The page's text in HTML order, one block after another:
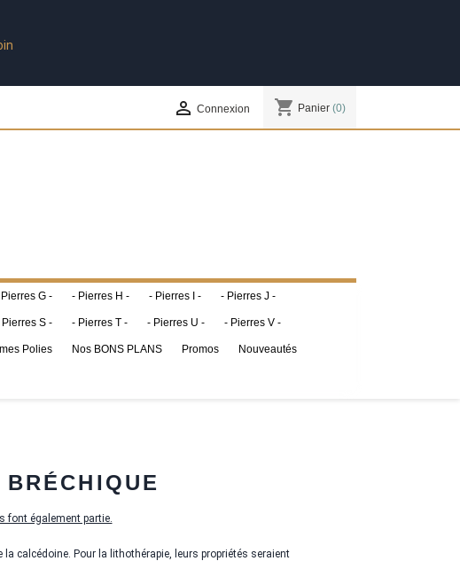
 Connexion shopping_cart Panier (0)
G - - Pierres H - - Pierres I - - Pierres J -
Pierres S - - Pierres T - - Pierres U - - Pierres V -
Polies Nos BONS PLANS Promos Nouveautés
font également partie.
la calcédoine. Pour la lithothérapie, leurs propriétés seraient